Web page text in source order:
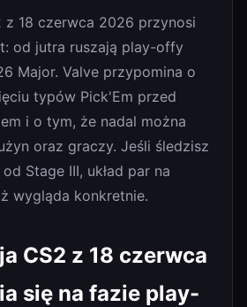
z 18 czerwca 2026 przynosi
od jutra ruszają play-offy
Major. Valve przypomina o
typów Pick'Em przed
i o tym, że nadal można
oraz graczy. Jeśli śledzisz
Stage III, układ par na
wygląda konkretnie.
CS2 z 18 czerwca
się na fazie play-